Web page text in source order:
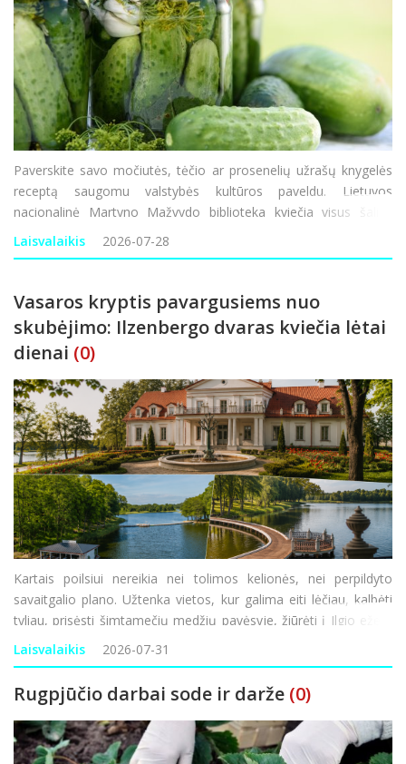
Paverskite savo močiutės, tėčio ar prosenelių užrašų knygelės
receptą saugomu valstybės kultūros paveldu. Lietuvos
nacionalinė Martyno Mažvydo biblioteka kviečia visus šalies
gyventojus prisidėti prie išskirtinės akcijos – iki spalio 31
d. pasidalyti savo &s
Laisvalaikis 2026-07-28
Vasaros kryptis pavargusiems nuo
skubėjimo: Ilzenbergo dvaras kviečia lėtai
dienai (0)
Kartais poilsiui nereikia nei tolimos kelionės, nei perpildyto
savaitgalio plano. Užtenka vietos, kur galima eiti lėčiau, kalbėti
tyliau, prisėsti šimtamečių medžių pavėsyje, žiūrėti į Ilgio ežerą
ir bent trumpam pamiršti nuolatinį skubėjimą. Viena tokių
krypčių – Ilzenbergo dvar
Laisvalaikis 2026-07-31
Rugpjūčio darbai sode ir darže (0)